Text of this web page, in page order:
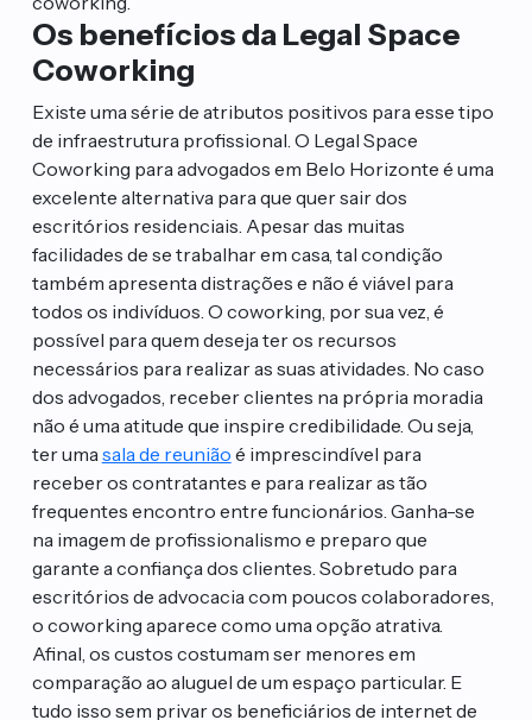
Os benefícios da Legal Space
Coworking
Existe uma série de atributos positivos para esse tipo
de infraestrutura profissional. O Legal Space
Coworking para advogados em Belo Horizonte é uma
excelente alternativa para que quer sair dos
escritórios residenciais. Apesar das muitas
facilidades de se trabalhar em casa, tal condição
também apresenta distrações e não é viável para
todos os indivíduos. O coworking, por sua vez, é
possível para quem deseja ter os recursos
necessários para realizar as suas atividades. No caso
dos advogados, receber clientes na própria moradia
não é uma atitude que inspire credibilidade. Ou seja,
ter umasala de reunião é imprescindível para
receber os contratantes e para realizar as tão
frequentes encontro entre funcionários. Ganha-se
na imagem de profissionalismo e preparo que
garante a confiança dos clientes. Sobretudo para
escritórios de advocacia com poucos colaboradores,
o coworking aparece como uma opção atrativa.
Afinal, os custos costumam ser menores em
comparação ao aluguel de um espaço particular. E
tudo isso sem privar os beneficiários de internet de